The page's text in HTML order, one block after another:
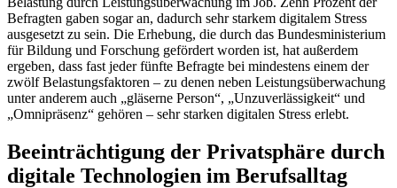
Befragten gaben sogar an, dadurch sehr starkem digitalem Stress
ausgesetzt zu sein. Die Erhebung, die durch das Bundesministerium
für Bildung und Forschung gefördert worden ist, hat außerdem
ergeben, dass fast jeder fünfte Befragte bei mindestens einem der
zwölf Belastungsfaktoren – zu denen neben Leistungsüberwachung
unter anderem auch „gläserne Person“, „Unzuverlässigkeit“ und
„Omnipräsenz“ gehören – sehr starken digitalen Stress erlebt.
Beeinträchtigung der Privatsphäre durch
digitale Technologien im Berufsalltag